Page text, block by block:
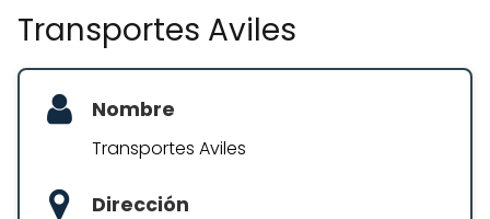
Transportes Aviles
Nombre
Transportes Aviles
Dirección